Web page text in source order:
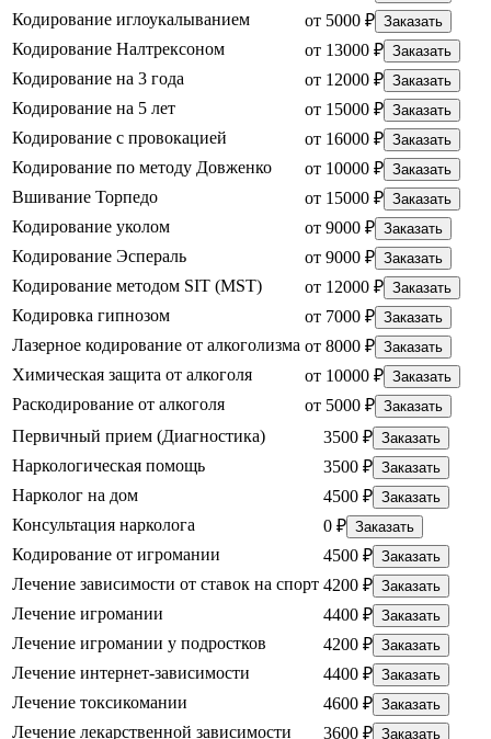
Кодирование иглоукалыванием от 5000 ₽ Заказать
Кодирование Налтрексоном от 13000 ₽ Заказать
Кодирование на 3 года от 12000 ₽ Заказать
Кодирование на 5 лет от 15000 ₽ Заказать
Кодирование с провокацией от 16000 ₽ Заказать
Кодирование по методу Довженко от 10000 ₽ Заказать
Вшивание Торпедо от 15000 ₽ Заказать
Кодирование уколом от 9000 ₽ Заказать
Кодирование Эспераль от 9000 ₽ Заказать
Кодирование методом SIT (MST) от 12000 ₽ Заказать
Кодировка гипнозом от 7000 ₽ Заказать
Лазерное кодирование от алкоголизма от 8000 ₽ Заказать
Химическая защита от алкоголя от 10000 ₽ Заказать
Раскодирование от алкоголя от 5000 ₽ Заказать
Первичный прием (Диагностика) 3500 ₽ Заказать
Наркологическая помощь 3500 ₽ Заказать
Нарколог на дом 4500 ₽ Заказать
Консультация нарколога 0 ₽ Заказать
Кодирование от игромании 4500 ₽ Заказать
Лечение зависимости от ставок на спорт 4200 ₽ Заказать
Лечение игромании 4400 ₽ Заказать
Лечение игромании у подростков 4200 ₽ Заказать
Лечение интернет-зависимости 4400 ₽ Заказать
Лечение токсикомании 4600 ₽ Заказать
Лечение лекарственной зависимости 3600 ₽ Заказать